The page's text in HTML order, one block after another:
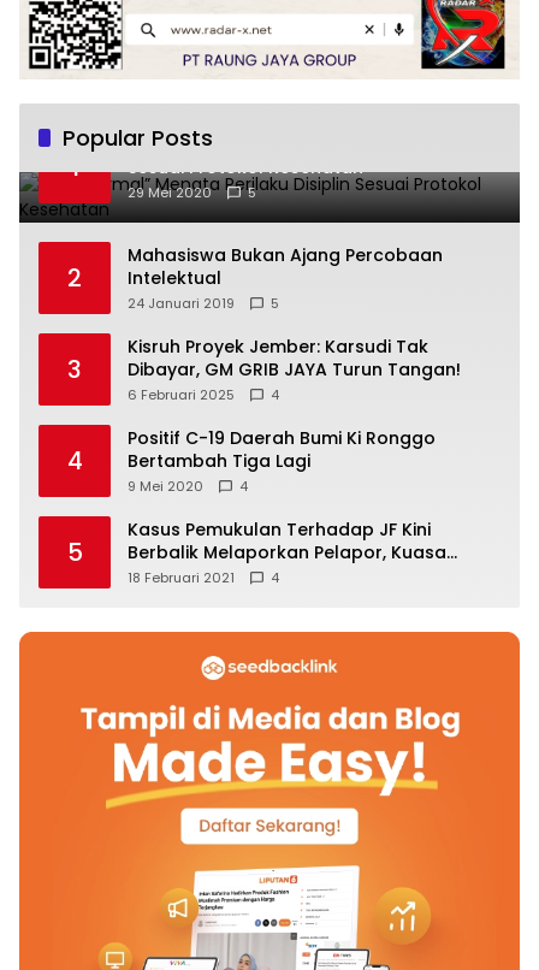
Popular Posts
1
“New Normal” Menata Perilaku Disiplin
Sesuai Protokol Kesehatan
29 Mei 2020 5
2
Mahasiswa Bukan Ajang Percobaan
Intelektual
24 Januari 2019 5
3
Kisruh Proyek Jember: Karsudi Tak
Dibayar, GM GRIB JAYA Turun Tangan!
6 Februari 2025 4
4
Positif C-19 Daerah Bumi Ki Ronggo
Bertambah Tiga Lagi
9 Mei 2020 4
5
Kasus Pemukulan Terhadap JF Kini
Berbalik Melaporkan Pelapor, Kuasa
Hukum Angkat Bicara
18 Februari 2021 4